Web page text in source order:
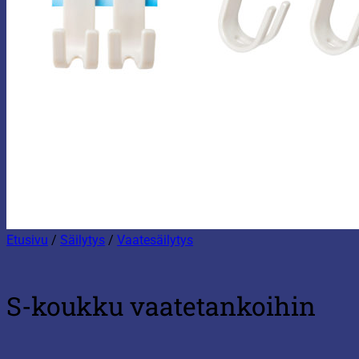
Etusivu / Säilytys / Vaatesäilytys
S-koukku vaatetankoihin